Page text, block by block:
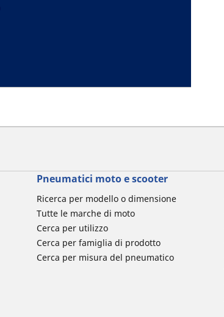
Pneumatici moto e scooter
Ricerca per modello o dimensione
Tutte le marche di moto
Cerca per utilizzo
Cerca per famiglia di prodotto
Cerca per misura del pneumatico